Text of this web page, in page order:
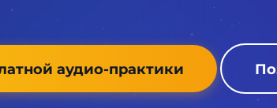
аудио-практики